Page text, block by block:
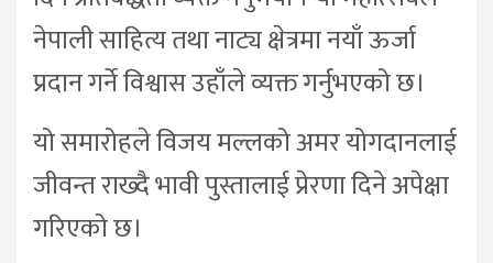
नेपाली साहित्य तथा नाट्य क्षेत्रमा नयाँ ऊर्जा
प्रदान गर्ने विश्वास उहाँले व्यक्त गर्नुभएको छ।
यो समारोहले विजय मल्लको अमर योगदानलाई
जीवन्त राख्दै भावी पुस्तालाई प्रेरणा दिने अपेक्षा
गरिएको छ।